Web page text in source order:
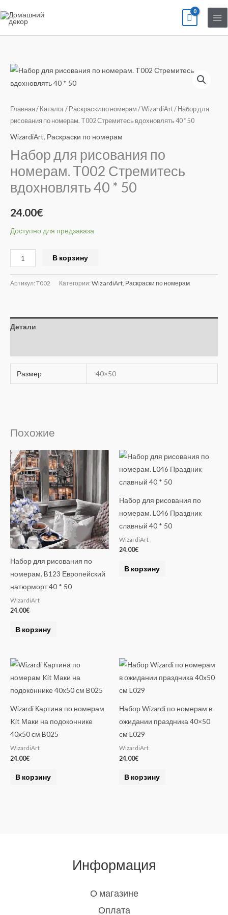
к
Главная / Каталог/ Раскраски по номерам /WizardiArt/ Набор для
рисования по номерам. T002 Стремитесь вдохновлять 40 * 50
WizardiArt, Раскраски по номерам
Набор для рисования по
номерам. T002 Стремитесь
вдохновлять 40 * 50
24.00€
Доступно для предзаказа
Количество
товара
для
рисования
по
T002
Стремитесь
вдохновлять
40
*
В корзину
Артикул: T002 Категории: WizardiArt Раскраски по номерам
Детали
Размер 40×50
Похожие
Набор для рисования по
номерам. B123 Европейский
натюрморт 40 * 50
WizardiArt
24.00€
В корзину
Набор для рисования по
номерам. L046 Праздник
славный 40 * 50
WizardiArt
24.00€
В корзину
Wizardi Картина по номерам
Kit Маки на подоконнике
40х50 см B025
WizardiArt
24.00€
В корзину
Набор Wizardi по номерам в
ожидании праздника 40×50
см L029
WizardiArt
24.00€
В корзину
Информация
О магазине
Оплата